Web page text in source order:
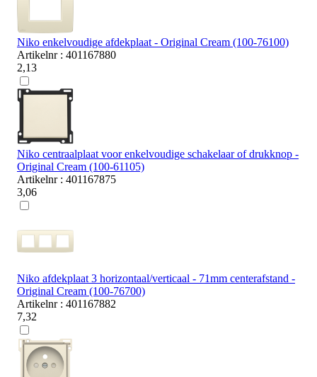
Niko enkelvoudige afdekplaat - Original Cream (100-76100)
Artikelnr : 401167880
2,13
Niko centraalplaat voor enkelvoudige schakelaar of drukknop -
Original Cream (100-61105)
Artikelnr : 401167875
3,06
Niko afdekplaat 3 horizontaal/verticaal - 71mm centerafstand -
Original Cream (100-76700)
Artikelnr : 401167882
7,32